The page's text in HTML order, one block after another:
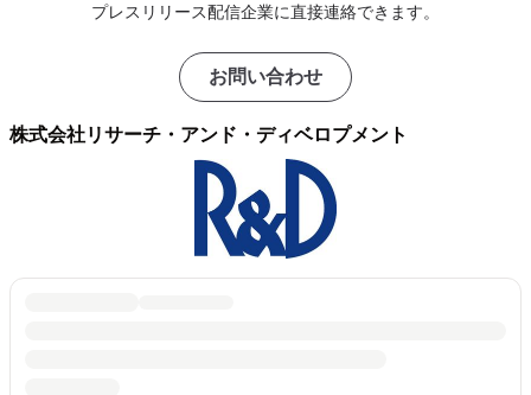
プレスリリース配信企業に直接連絡できます。
お問い合わせ
株式会社リサーチ・アンド・ディベロプメント